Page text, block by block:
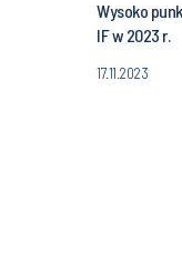
Wysoko
IF w 2023 r.
17.11.2023